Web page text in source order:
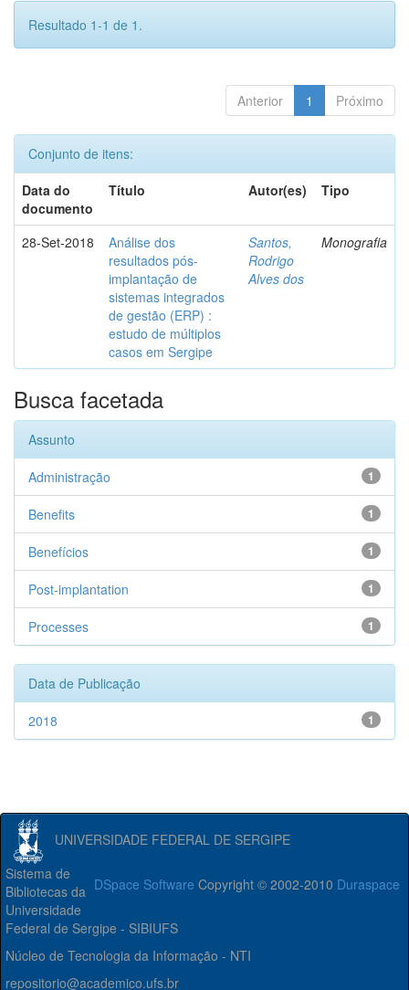
Resultado 1-1 de 1.
Anterior 1 Próximo
Conjunto de itens:
Data do
documento
Título Autor(es) Tipo
28-Set-2018
Análise dos
resultados pós-
implantação de
sistemas integrados
de gestão (ERP) :
estudo de múltiplos
casos em Sergipe
Santos,
Rodrigo
Alves dos
Monografia
Busca facetada
Assunto
1
Administração
1
Benefits
1
Benefícios
1
Post-implantation
1
Processes
Data de Publicação
1
2018
UNIVERSIDADE FEDERAL DE SERGIPE
DSpace Software Copyright © 2002-2010 Duraspace
Sistema de
Bibliotecas da
Universidade
Federal de Sergipe - SIBIUFS
Núcleo de Tecnologia da Informação - NTI
repositorio@academico.ufs.br